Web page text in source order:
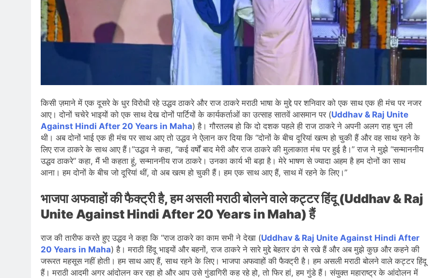
किसी ज़माने में एक दूसरे के धुर विरोधी रहे उद्धव ठाकरे और राज ठाकरे मराठी भाषा के मुद्दे पर शनिवार को एक साथ एक ही मंच पर नजर
आए। दोनों चचेरे भाइयों को एक साथ देख दोनों पार्टियों के कार्यकर्ताओं का उत्साह सातवें आसमान पर (Uddhav & Raj Unite
Against Hindi After 20 Years in Maha) है। गौरतलब हो कि दो दशक पहले ही राज ठाकरे ने अपनी अलग राह चुन ली
थी। अब दोनों भाई एक ही मंच पर साथ आए तो उद्धव ने ऐलान कर दिया कि “दोनों के बीच दूरियां खत्म हो चुकी हैं और वह साथ रहने के
लिए राज ठाकरे के साथ आए हैं।”उद्धव ने कहा, “कई वर्षों बाद मेरी और राज ठाकरे की मुलाकात मंच पर हुई है।” राज ने मुझे “सन्माननीय
उद्धव ठाकरे” कहा, मैं भी कहता हूं, सन्माननीय राज ठाकरे। उनका कार्य भी बड़ा है। मेरे भाषण से ज्यादा अहम है हम दोनों का साथ
आना। हम दोनों के बीच जो दूरियां थीं, वो अब खत्म हो चुकी हैं। हम एक साथ आए हैं, साथ में रहने के लिए।”
भाजपा अफवाहों की फैक्ट्री है, हम असली मराठी बोलने वाले कट्टर हिंदू (Uddhav & Raj
Unite Against Hindi After 20 Years in Maha) हैं
राज की तारीफ करते हुए उद्धव ने कहा कि “राज ठाकरे का काम सभी ने देखा (Uddhav & Raj Unite Against Hindi After
20 Years in Maha) है। मराठी हिंदू भाइयों और बहनों, राज ठाकरे ने सारे मुद्दे बेहतर ढंग से रखे हैं और अब मुझे कुछ और कहने की
जरूरत महसूस नहीं होती। हम साथ आए हैं, साथ रहने के लिए। भाजपा अफवाहों की फैक्ट्री है। हम असली मराठी बोलने वाले कट्टर हिंदू
हैं। मराठी आदमी अगर आंदोलन कर रहा हो और आप उसे गुंडागिरी कह रहे हो, तो फिर हां, हम गुंडे हैं। संयुक्त महाराष्ट्र के आंदोलन में